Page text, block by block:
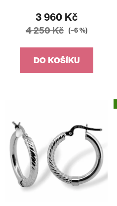
3 960 Kč
4 250 Kč (–6 %)
DO KOŠÍKU